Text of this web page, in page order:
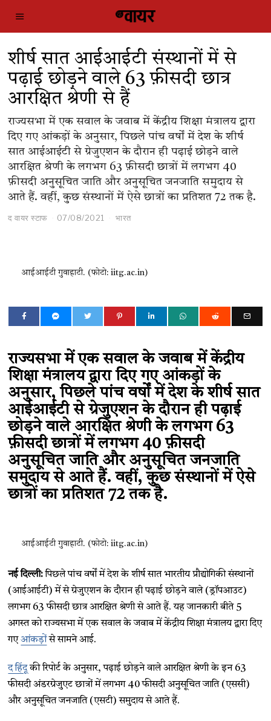
शीर्ष सात आईआईटी संस्थानों में से
पढ़ाई छोड़ने वाले 63 फ़ीसदी छात्र
आरक्षित श्रेणी से हैं
राज्यसभा में एक सवाल के जवाब में केंद्रीय शिक्षा मंत्रालय द्वारा
दिए गए आंकड़ों के अनुसार, पिछले पांच वर्षों में देश के शीर्ष
सात आईआईटी से ग्रेजुएशन के दौरान ही पढ़ाई छोड़ने वाले
आरक्षित श्रेणी के लगभग 63 फ़ीसदी छात्रों में लगभग 40
फ़ीसदी अनुसूचित जाति और अनुसूचित जनजाति समुदाय से
आते हैं. वहीं, कुछ संस्थानों में ऐसे छात्रों का प्रतिशत 72 तक है.
द वायर स्टाफ 07/08/2021 भारत
आईआईटी गुवाहाटी. (फोटो: iitg.ac.in)
राज्यसभा में एक सवाल के जवाब में केंद्रीय
शिक्षा मंत्रालय द्वारा दिए गए आंकड़ों के
अनुसार, पिछले पांच वर्षों में देश के शीर्ष सात
आईआईटी से ग्रेजुएशन के दौरान ही पढ़ाई
छोड़ने वाले आरक्षित श्रेणी के लगभग 63
फ़ीसदी छात्रों में लगभग 40 फ़ीसदी
अनुसूचित जाति और अनुसूचित जनजाति
समुदाय से आते हैं. वहीं, कुछ संस्थानों में ऐसे
छात्रों का प्रतिशत 72 तक है.
आईआईटी गुवाहाटी. (फोटो: iitg.ac.in)
नई दिल्ली:पिछले पांच वर्षों में देश के शीर्ष सात भारतीय प्रौद्योगिकी संस्थानों
(आईआईटी) में से ग्रेजुएशन के दौरान ही पढ़ाई छोड़ने वाले (ड्रॉपआउट)
लगभग 63 फीसदी छात्र आरक्षित श्रेणी से आते हैं. यह जानकारी बीते 5
अगस्त को राज्यसभा में एक सवाल के जवाब में केंद्रीय शिक्षा मंत्रालय द्वारा दिए
गएआंकड़ोंसे सामने आई.
द हिंदूकी रिपोर्ट के अनुसार, पढ़ाई छोड़ने वाले आरक्षित श्रेणी के इन 63
फीसदी अंडरग्रेजुएट छात्रों में लगभग 40 फीसदी अनुसूचित जाति (एससी)
और अनुसूचित जनजाति (एसटी) समुदाय से आते हैं.